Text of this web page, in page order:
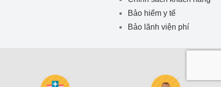
Bảo hiểm y tế
Bảo lãnh viện phí